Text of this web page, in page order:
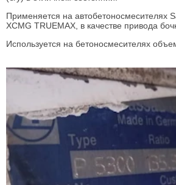
Применяется на автобетоносмесителях
XCMG TRUEMAX, в качестве привода
Используется на бетоносмесителях